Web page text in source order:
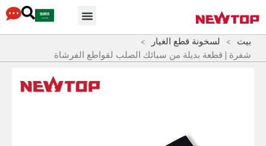
بيت > لسخونة قطع الغيار
>
شفرة | قطعة بديلة من سبائك الصلب لقواطع الفرشاة